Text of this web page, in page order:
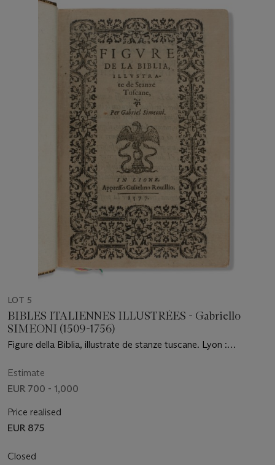
LOT 5
BIBLES ITALIENNES ILLUSTRÉES - Gabriello
SIMEONI (1509-1756)
Figure della Biblia, illustrate de stanze tuscane. Lyon :
Testamento, illustrate da versi vulgari italiani. Lyon : Guillaume
Rouillé, 1570
Estimate
EUR 700 - 1,000
Price realised
EUR 875
Closed